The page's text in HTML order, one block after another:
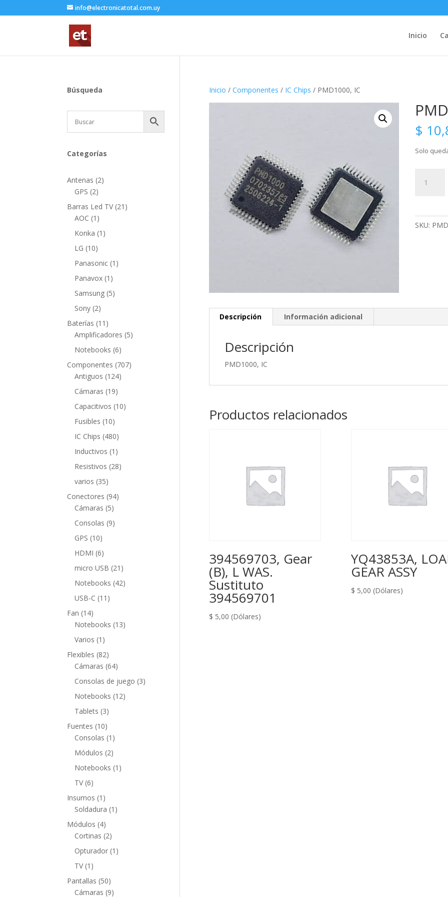
info@electronicatotal.com.uy
Inicio
Inicio / Componentes / IC Chips / PMD1000, IC
$
Solo
SKU:
Descripción Información adicional
Descripción
PMD1000, IC
Productos relacionados
394569703, Gear
(B), L WAS.
Sustituto
394569701
$ 5,00 (Dólares)
YQ43853A,
GEAR ASSY
$ 5,00 (Dólares)
Búsqueda
Categorías
Antenas 22
GPS 22
productos
Barras Led TV 21 21
AOC 1 1
producto
Konka 1 1
LG 1010
productos
Panasonic 1 1
Panavox 1 1
producto
Samsung 55
Sony 22
productos
Baterías 11 11
productos
Amplificadores 55
Notebooks 66
productos
Componentes 707707
Antiguos 124124
Cámaras 1919
productos
Capacitivos 1010
Fusibles 1010
productos
IC Chips 480480
productos
Inductivos 1 1
producto
Resistivos 2828
varios 3535
productos
Conectores 9494
Cámaras 55
productos
Consolas 99
GPS 1010
productos
HDMI 66
productos
micro USB 21 21
productos
Notebooks 4242
USB-C 11 11
Fan 1414
productos
Notebooks 1313
Varios 1 1
producto
Flexibles 8282
productos
Cámaras 6464
productos
Consolas de juego 33
Notebooks 1212
Tablets 33
productos
Fuentes 1010
productos
Consolas 1 1
producto
Módulos 22
productos
Notebooks 1 1
TV 66
productos
Insumos 1 1
producto
Soldadura 1 1
Módulos 44
productos
Cortinas 22
productos
Opturador 1 1
TV 1 1
producto
Pantallas 5050
productos
Cámaras 99